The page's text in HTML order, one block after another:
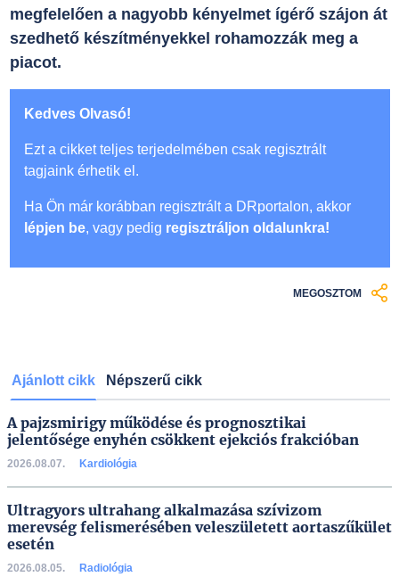
megfelelően a nagyobb kényelmet ígérő szájon át
szedhető készítményekkel rohamozzák meg a
piacot.
Kedves Olvasó!
Ezt a cikket teljes terjedelmében csak regisztrált
tagjaink érhetik el.
Ha Ön már korábban regisztrált a DRportalon, akkor
lépjen be, vagy pedig regisztráljon oldalunkra!
MEGOSZTOM
Ajánlott cikk Népszerű cikk
A pajzsmirigy működése és prognosztikai
jelentősége enyhén csökkent ejekciós frakcióban
2026.08.07. Kardiológia
Ultragyors ultrahang alkalmazása szívizom
merevség felismerésében veleszületett aortaszűkület
esetén
2026.08.05. Radiológia